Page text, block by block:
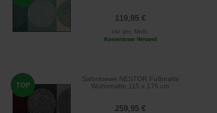
119,95 €
inkl. ges. MwSt.
Kostenloser Versand
TOP
Salonloewe NESTOR Fußmatte
Wohnmatte 115 x 175 cm
259,95 €